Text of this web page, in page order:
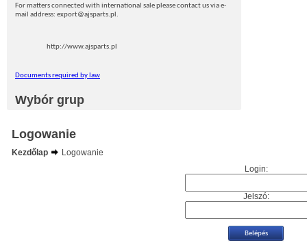
For matters connected with international sale please contact us via e-
mail address: export@ajsparts.pl.
http://www.ajsparts.pl
Documents required by law
Wybór grup
Logowanie
Kezdőlap
Logowanie
Login:
Jelszó: